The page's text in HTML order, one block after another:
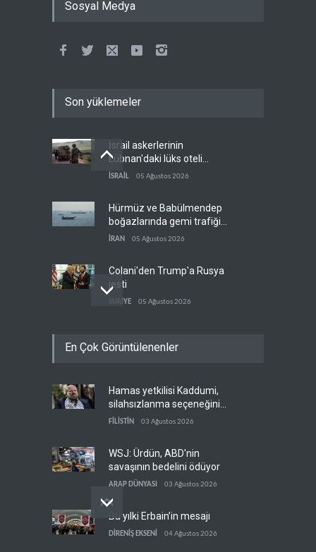
Sosyal Medya
Son yüklemeler
İsrail askerlerinin
Lübnan'daki lüks oteli
yağmaladığı ortaya çıktı
İSRAİL 05 Ağustos 2026
Hürmüz ve Babülmendep
boğazlarında gemi trafiği
durağan seyrini koruyor
İRAN 05 Ağustos 2026
Colani'den Trump'a Rusya
jesti
SURİYE 05 Ağustos 2026
yerleşimcilere destek itirafı
Yemen Kızıldeniz kuzeyinde
Suudi petrol tankerini vurdu
05 Ağustos 2026
En Çok Görüntülenenler
Hamas yetkilisi Kaddumi,
silahsızlanma seçeneğini
reddetti
FİLİSTİN 03 Ağustos 2026
WSJ: Ürdün, ABD'nin
savaşının bedelini ödüyor
ARAP DÜNYASI 03 Ağustos 2026
Bu yılki Erbain’in mesajı
DİRENİŞ EKSENİ 04 Ağustos 2026